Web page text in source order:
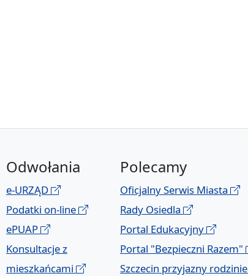
Odwołania
e-URZĄD
Podatki on-line
ePUAP
Konsultacje z
mieszkańcami
Polecamy
Oficjalny Serwis Miasta
Rady Osiedla
Portal Edukacyjny
Portal "Bezpieczni Razem"
Szczecin przyjazny rodzinie